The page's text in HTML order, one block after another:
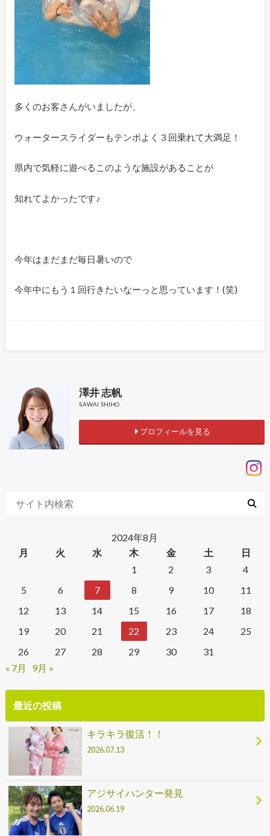
多くのお客さんがいましたが、
ウォータースライダーもテンポよく３回乗れて大満足！
県内で気軽に遊べるこのような施設があることが
知れてよかったです♪
今年はまだまだ毎日暑いので
今年中にもう１回行きたいなーっと思っています！(笑)
澤井 志帆
SAWAI SHIHO
プロフィールを見る
2024年8月
月
火 水 木 金 土
日
1
2 3
4
5
6 7 8 9 10
11
12
13 14 15 16 17
18
19
20 21 22 23 24
25
26
27 28 29 30
31
« 7月
9月 »
最近の投稿
キラキラ復活！！
2026.07.13
アジサイハンター発見
2026.06.19